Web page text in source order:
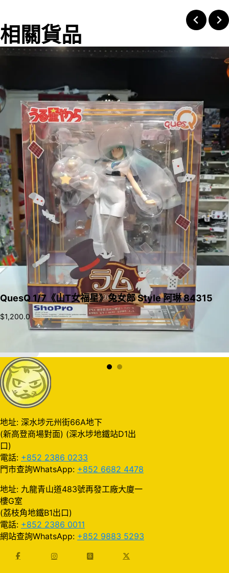
相關貨品
QuesQ 1/7《山T女福星》兔女郎 Style 阿琳 84315
$1,200.0
地址: 深水埗元州街66A地下
(新高登商場對面) (深水埗地鐵站D1出
口)
電話: +852 2386 0233
門市查詢WhatsApp: +852 6682 4478
地址: 九龍青山道483號再發工廠大廈一
樓G室
(荔枝角地鐵B1出口)
電話: +852 2386 0011
網站查詢WhatsApp: +852 9883 5293